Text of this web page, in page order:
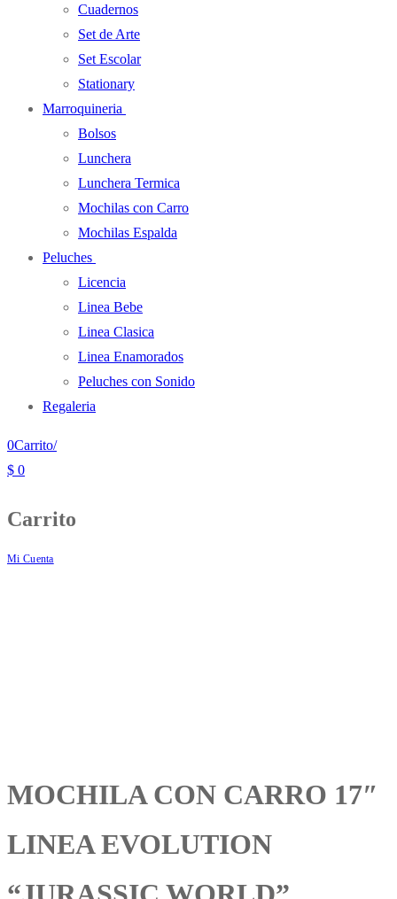
Cuadernos
Set de Arte
Set Escolar
Stationary
Marroquineria
Bolsos
Lunchera
Lunchera Termica
Mochilas con Carro
Mochilas Espalda
Peluches
Licencia
Linea Bebe
Linea Clasica
Linea Enamorados
Peluches con Sonido
Regaleria
0Carrito/
$ 0
Carrito
Mi Cuenta
MOCHILA CON CARRO 17″
LINEA EVOLUTION